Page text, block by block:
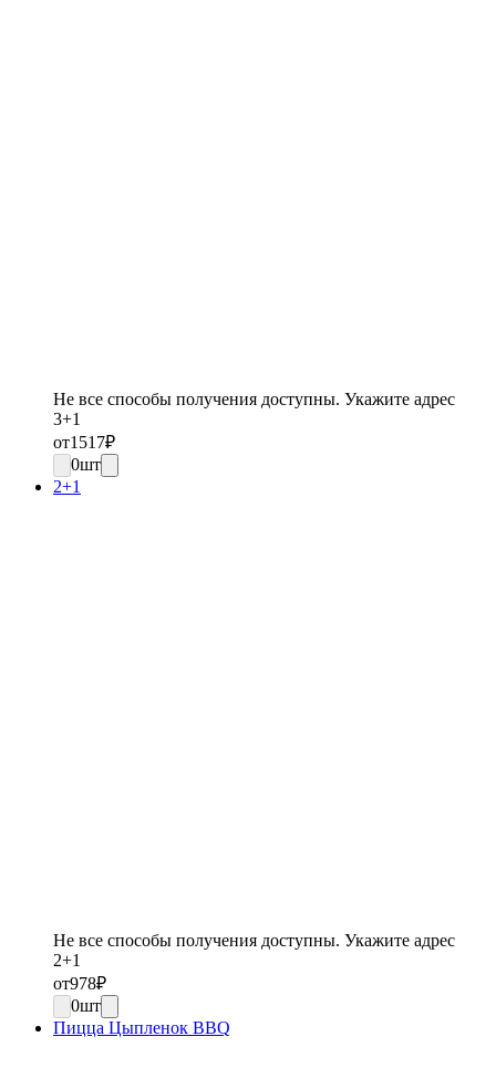
Не все способы получения доступны. Укажите адрес
3+1
от1517₽
0шт
2+1
Не все способы получения доступны. Укажите адрес
2+1
от978₽
0шт
Пицца Цыпленок BBQ